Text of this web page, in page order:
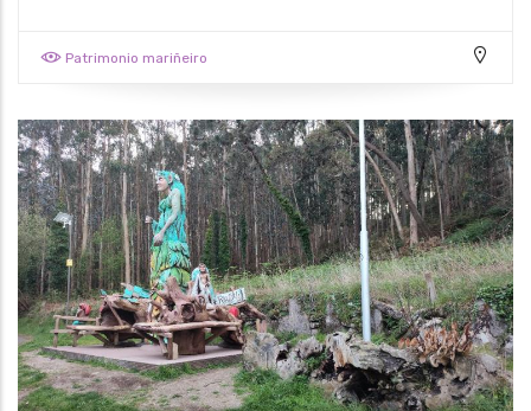
Patrimonio mariñeiro